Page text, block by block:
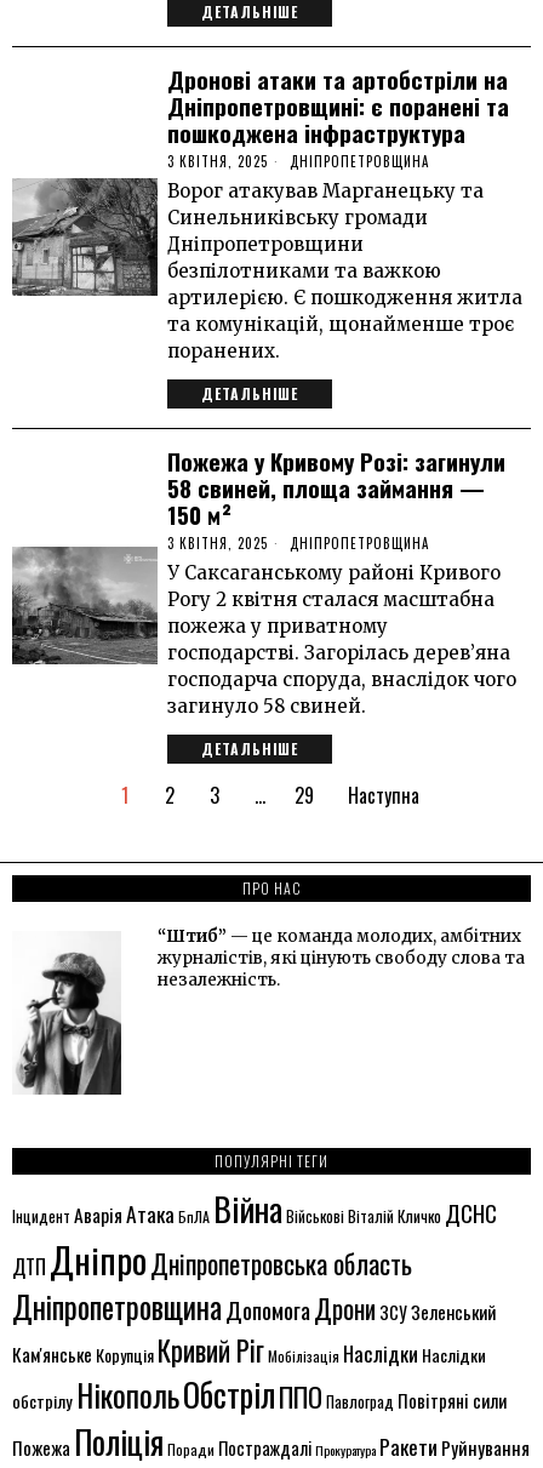
ДЕТАЛЬНІШЕ
Дронові атаки та артобстріли на
Дніпропетровщині: є поранені та
пошкоджена інфраструктура
3 КВІТНЯ, 2025 ДНІПРОПЕТРОВЩИНА
Ворог атакував Марганецьку та
Синельниківську громади
Дніпропетровщини
безпілотниками та важкою
артилерією. Є пошкодження житла
та комунікацій, щонайменше троє
поранених.
ДЕТАЛЬНІШЕ
Пожежа у Кривому Розі: загинули
58 свиней, площа займання —
150 м²
3 КВІТНЯ, 2025 ДНІПРОПЕТРОВЩИНА
У Саксаганському районі Кривого
Рогу 2 квітня сталася масштабна
пожежа у приватному
господарстві. Загорілась дерев’яна
господарча споруда, внаслідок чого
загинуло 58 свиней.
ДЕТАЛЬНІШЕ
1 2 3 … 29 Наступна
ПРО НАС
“Штиб” — це команда молодих, амбітних
журналістів, які цінують свободу слова та
незалежність.
ПОПУЛЯРНІ ТЕГИ
Інцидент АваріяАтака БпЛА ВійнаВійськовіВіталій Кличко ДСНС
ДТП ДніпроДніпропетровська область
ДніпропетровщинаДопомогаДрони ЗСУЗеленський
Кам'янське КорупціяКривий РігМобілізація Наслідки Наслідки
обстрілу НікопольОбстрілППО Павлоград Повітряні сили
Пожежа Поліція Поради ПостраждаліПрокуратура Ракети Руйнування